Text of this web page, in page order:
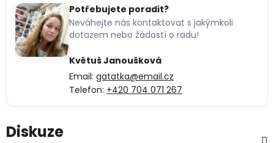
Potřebujete poradit?
Neváhejte nás kontaktovat s jakýmkoli
dotazem nebo žádostí o radu!
Květuš Janoušková
Email: gatatka@email.cz
Telefon: +420 704 071 267
Diskuze